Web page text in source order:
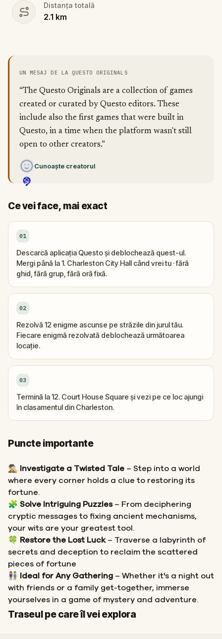
Distanța totală
2.1 km
UN MESAJ DE LA QUESTO ORIGINALS
“The Questo Originals are a collection of games
created or curated by Questo editors. These
include also the first games that were built in
Questo, in a time when the platform wasn't still
open to other creators.”
Cunoaște creatorul
Ce vei face, mai exact
01
Descarcă aplicația Questo și deblochează quest-ul.
Mergi până la 1. Charleston City Hall când vrei tu · fără
ghid, fără grup, fără oră fixă.
02
Rezolvă 12 enigme ascunse pe străzile din jurul tău.
Fiecare enigmă rezolvată deblochează următoarea
locație.
03
Termină la 12. Court House Square și vezi pe ce loc ajungi
în clasamentul din Charleston.
Puncte importante
🕵️‍♂️ Investigate a Twisted Tale – Step into a world
where every corner holds a clue to restoring its
fortune.
🧩 Solve Intriguing Puzzles– From deciphering
cryptic messages to fixing ancient mechanisms,
your wits are your greatest tool.
🍀 Restore the Lost Luck– Traverse a labyrinth of
secrets and deception to reclaim the scattered
pieces of fortune
👫
Ideal for Any Gathering – Whether it's a night out
with friends or a family get-together, immerse
yourselves in a game of mystery and adventure.
Traseul pe care îl vei explora
Start
Sosire